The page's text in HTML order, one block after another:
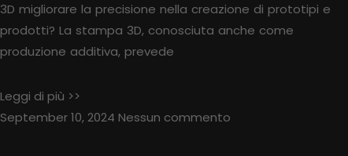
3D migliorare la precisione nella creazione di prototipi e
prodotti? La stampa 3D, conosciuta anche come
produzione additiva, prevede
Leggi di più >>
September 10, 2024 Nessun commento